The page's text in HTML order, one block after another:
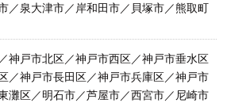
／泉大津市／岸和田市／貝塚市／熊取町
神戸市北区／神戸市西区／神戸市垂水区
／神戸市長田区／神戸市兵庫区／神戸市
灘区／明石市／芦屋市／西宮市／尼崎市